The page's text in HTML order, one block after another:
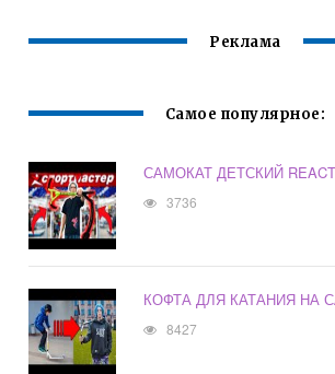
Реклама
Самое популярное:
САМОКАТ ДЕТСКИЙ
3736
КОФТА ДЛЯ КАТАНИЯ НА
8427